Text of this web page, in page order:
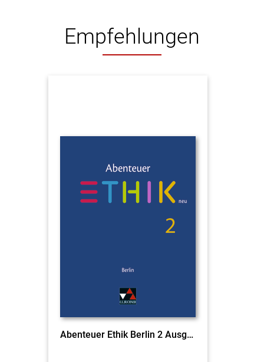
Empfehlungen
Abenteuer Ethik Berlin 2 Ausgabe ab 2016